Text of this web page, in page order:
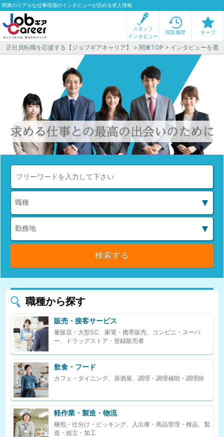
関東のリアルな仕事現場のインタビューが読める求人情報
スタッフ
インタビュー
閲覧履歴 キープ
正社員転職を応援する【ジョブギアキャリア】 >関東TOP > インタビューを選
職種から探す
販売・接客サービス
量販店・大型SC、家電・携帯販売、コンビニ・スーパ
ー、ドラッグストア・登録販売者
飲食・フード
カフェ・ダイニング、居酒屋、調理・調理補助・調理師
軽作業・製造・物流
梱包・仕分け・ピッキング、入出庫・商品管理・検品、製
造・組立・加工